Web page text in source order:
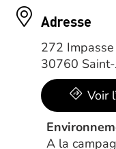
Adresse
272
30760
Voir
A la